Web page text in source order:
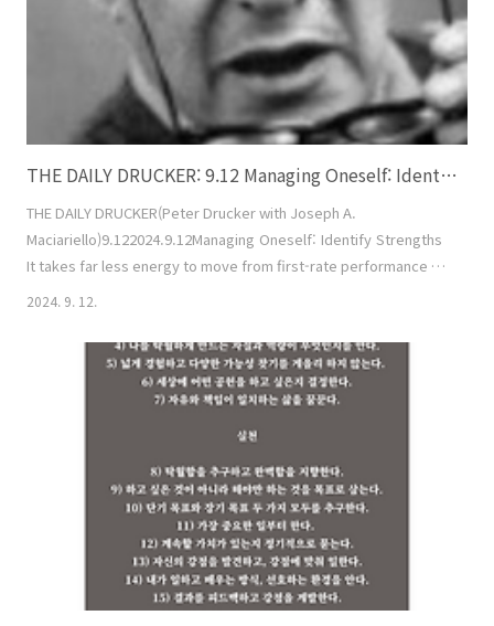
THE DAILY DRUCKER: 9.12 Managing Oneself: Identify Strengths
THE DAILY DRUCKER(Peter Drucker with Joseph A.
Maciariello)9.122024.9.12Managing Oneself: Identify Strengths
It takes far less energy to move from first-rate performance to
excellence than it does to move from incompetence to
평범함으로 이동하는 일보다 훨씬 더 쉬운 일이다.피드백 분석을 사용하
여 자신의 강점을 파악하는 방법을 배울 수 있다. 피드백분석은 주요 결
정과 주요 행동계획을 예상하는 결과와 함께 모두 기록하는 간단한 프로
2024. 9. 12.